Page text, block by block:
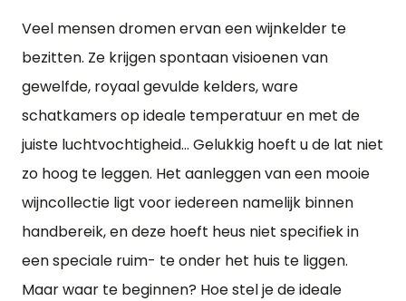
Veel mensen dromen ervan een wijnkelder te
bezitten. Ze krijgen spontaan visioenen van
gewelfde, royaal gevulde kelders, ware
schatkamers op ideale temperatuur en met de
juiste luchtvochtigheid… Gelukkig hoeft u de lat niet
zo hoog te leggen. Het aanleggen van een mooie
wijncollectie ligt voor iedereen namelijk binnen
handbereik, en deze hoeft heus niet specifiek in
een speciale ruim- te onder het huis te liggen.
Maar waar te beginnen? Hoe stel je de ideale